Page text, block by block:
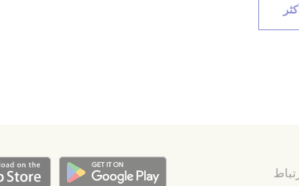
مع الهدف النهائي لتحليل